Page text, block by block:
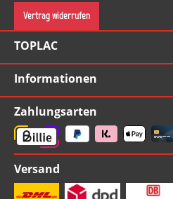
Vertrag widerrufen
TOPLAC
Informationen
Zahlungsarten
Versand